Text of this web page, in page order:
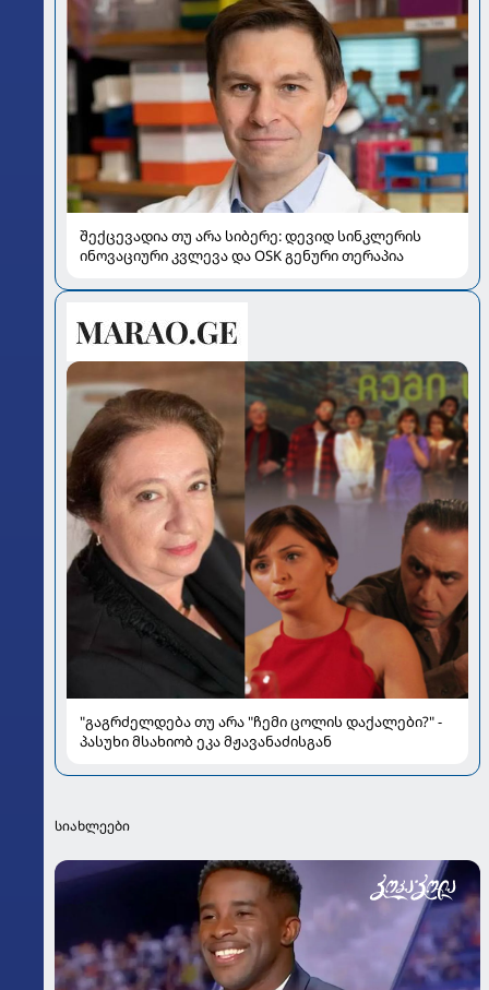
შექცევადია თუ არა სიბერე: დევიდ სინკლერის
ინოვაციური კვლევა და OSK გენური თერაპია
"გაგრძელდება თუ არა "ჩემი ცოლის დაქალები?" -
პასუხი მსახიობ ეკა მჟავანაძისგან
სიახლეები